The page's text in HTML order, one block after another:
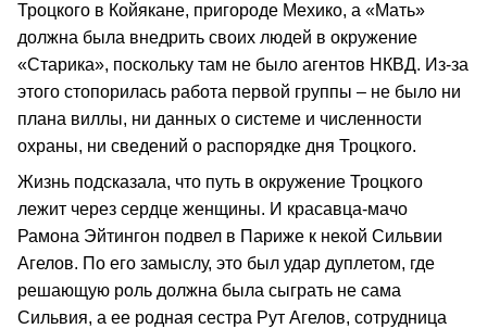
Троцкого в Койякане, пригороде Мехико, а «Мать»
должна была внедрить своих людей в окружение
«Старика», поскольку там не было агентов НКВД. Из-за
этого стопорилась работа первой группы – не было ни
плана виллы, ни данных о системе и численности
охраны, ни сведений о распорядке дня Троцкого.
Жизнь подсказала, что путь в окружение Троцкого
лежит через сердце женщины. И красавца-мачо
Рамона Эйтингон подвел в Париже к некой Сильвии
Агелов. По его замыслу, это был удар дуплетом, где
решающую роль должна была сыграть не сама
Сильвия, а ее родная сестра Рут Агелов, сотрудница